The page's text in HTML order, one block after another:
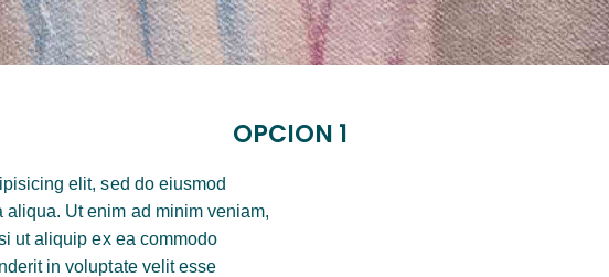
OPCION 1
elit, sed do eiusmod
Ut enim ad minim veniam,
ut aliquip ex ea commodo
in voluptate velit esse